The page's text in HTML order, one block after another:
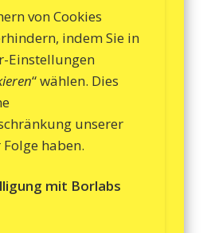
von Cookies
indem Sie in
Einstellungen
“ wählen. Dies
unserer
haben.
mit Borlabs